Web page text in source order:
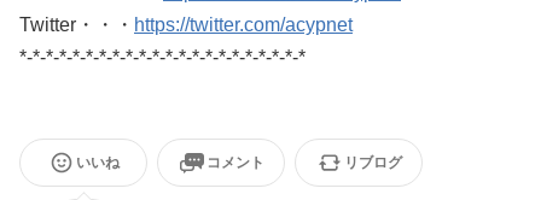
Twitter・・・ https://twitter.com/acypnet
*-*-*-*-*-*-*-*-*-*-*-*-*-*-*-*-*-*-*-*-*-*
いいね コメント リブログ